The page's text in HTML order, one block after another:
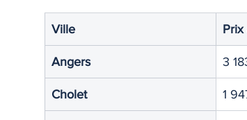
Ville Prix
Angers 3
Cholet 1